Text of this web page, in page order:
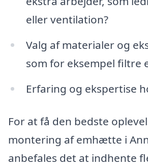
eller ventilation?
Valg af materialer og
som for eksempel filtre
Erfaring og ekspertise
For at få den bedste
montering af emhætte i
anbefales det at indhente